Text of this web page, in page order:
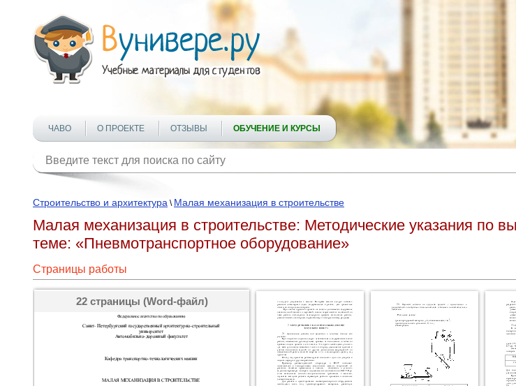
ЧАВО О ПРОЕКТЕ ОТЗЫВЫ ОБУЧЕНИЕ И КУРСЫ
Строительство и архитектура \ Малая механизация в строительстве
Малая механизация в строительстве: Методические указания по
теме: «Пневмотранспортное оборудование»
Страницы работы
22 страницы (Word-файл)